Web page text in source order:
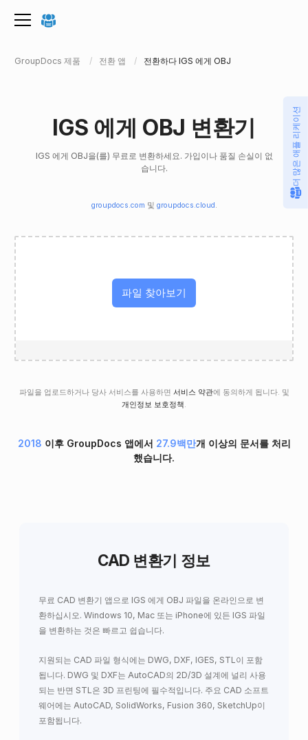
GroupDocs 제품 전환 앱 전환하다 IGS 에게 OBJ
IGS 에게 OBJ 변환기
IGS 에게 OBJ을(를) 무료로 변환하세요. 가입이나 품질 손실이 없
습니다.
groupdocs.com 및 groupdocs.cloud .
파일 찾아보기
파일을 업로드하거나 당사 서비스를 사용하면 서비스 약관에 동의하게 됩니다. 및
개인정보 보호정책.
2018 이후 GroupDocs 앱에서 27.9백만개 이상의 문서를 처리
했습니다.
CAD 변환기 정보
무료 CAD 변환기 앱으로 IGS 에게 OBJ 파일을 온라인으로 변
환하십시오. Windows 10, Mac 또는 iPhone에 있든 IGS 파일
을 변환하는 것은 빠르고 쉽습니다.
지원되는 CAD 파일 형식에는 DWG, DXF, IGES, STL이 포함
됩니다. DWG 및 DXF는 AutoCAD의 2D/3D 설계에 널리 사용
되는 반면 STL은 3D 프린팅에 필수적입니다. 주요 CAD 소프트
웨어에는 AutoCAD, SolidWorks, Fusion 360, SketchUp이
포함됩니다.
더 많은 애플 리케이션